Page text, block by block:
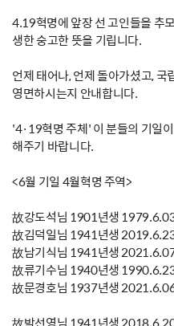
4.19혁명에 앞장 선 고인들을 추
생한 숭고한 뜻을 기립니다.
언제 태어나, 언제 돌아가셨고,
영면하시는지 안내합니다.
'4·19혁명 주체' 이 분들의 기일
해주기 바랍니다.
<6월 기일 4월혁명 주역>
故강도석님 1901년생
故김덕일님 1941년생
故남기식님 1941년생
故류기수님 1940년생
故문경호님 1937년생